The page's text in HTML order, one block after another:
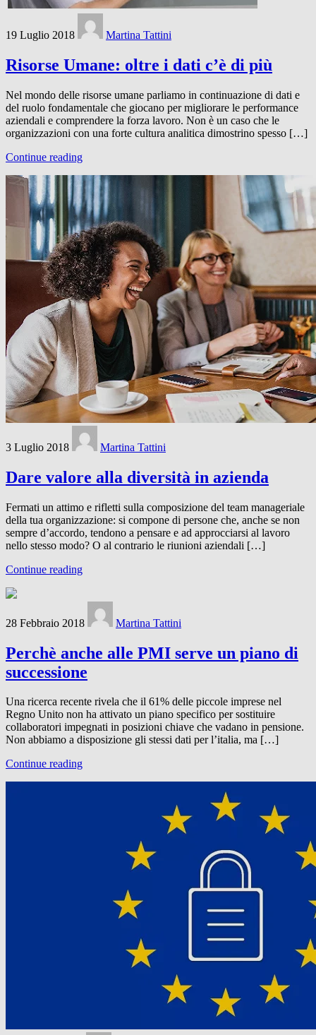
19 Luglio 2018 Martina Tattini
Risorse Umane: oltre i dati c’è di più
Nel mondo delle risorse umane parliamo in continuazione di dati e
del ruolo fondamentale che giocano per migliorare le performance
aziendali e comprendere la forza lavoro. Non è un caso che le
organizzazioni con una forte cultura analitica dimostrino spesso […]
Continue reading
3 Luglio 2018 Martina Tattini
Dare valore alla diversità in azienda
Fermati un attimo e rifletti sulla composizione del team manageriale
della tua organizzazione: si compone di persone che, anche se non
sempre d’accordo, tendono a pensare e ad approcciarsi al lavoro
nello stesso modo? O al contrario le riunioni aziendali […]
Continue reading
28 Febbraio 2018 Martina Tattini
Perchè anche alle PMI serve un piano di
successione
Una ricerca recente rivela che il 61% delle piccole imprese nel
Regno Unito non ha attivato un piano specifico per sostituire
collaboratori impegnati in posizioni chiave che vadano in pensione.
Non abbiamo a disposizione gli stessi dati per l’italia, ma […]
Continue reading